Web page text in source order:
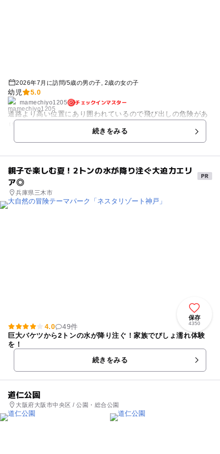
2026年7月に訪問/5歳の男の子 2歳の女の子
幼児 5.0
mamechiyo1205 チェックインマスター
道路より高い位置にあり囲われているので飛び出しの危険があ
りません。遊具もそろっています。
続きをみる
親子で楽しむ夏！2トンの水が降り注ぐ大迫力エリ
ア◎
兵庫県三木市
保存
4350
4.0
49件
巨大バケツから2トンの水が降り注ぐ！家族でびしょ濡れ体験
を！
続きをみる
道仁公園
大阪府大阪市中央区 / 公園・総合公園